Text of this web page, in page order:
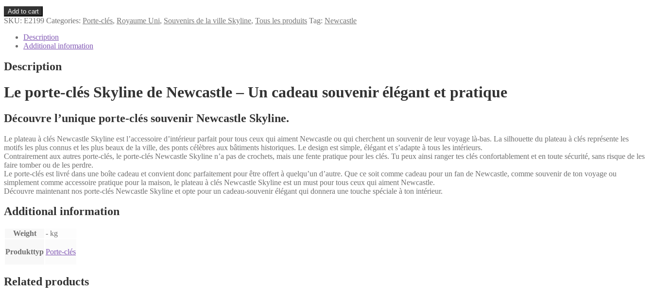
Newcastle
Porte-
quantity
Add to cart
SKU: E2199 Categories: Porte-clés, Royaume Uni, Souvenirs de la ville Skyline, Tous les produits Tag: Newcastle
Description
Additional information
Description
Le porte-clés Skyline de Newcastle – Un cadeau souvenir élégant et pratique
Découvre l’unique porte-clés souvenir Newcastle Skyline.
Le plateau à clés Newcastle Skyline est l’accessoire d’intérieur parfait pour tous ceux qui aiment Newcastle ou qui cherchent un souvenir de leur voyage là-bas. La silhouette du plateau à clés représente les
motifs les plus connus et les plus beaux de la ville, des ponts célèbres aux bâtiments historiques. Le design est simple, élégant et s’adapte à tous les intérieurs.
Contrairement aux autres porte-clés, le porte-clés Newcastle Skyline n’a pas de crochets, mais une fente pratique pour les clés. Tu peux ainsi ranger tes clés confortablement et en toute sécurité, sans risque de les
faire tomber ou de les perdre.
Le porte-clés est livré dans une boîte cadeau et convient donc parfaitement pour être offert à quelqu’un d’autre. Que ce soit comme cadeau pour un fan de Newcastle, comme souvenir de ton voyage ou
simplement comme accessoire pratique pour la maison, le plateau à clés Newcastle Skyline est un must pour tous ceux qui aiment Newcastle.
Découvre maintenant nos porte-clés Newcastle Skyline et opte pour un cadeau-souvenir élégant qui donnera une touche spéciale à ton intérieur.
Additional information
Weight - kg
Produkttyp Porte-clés
Related products